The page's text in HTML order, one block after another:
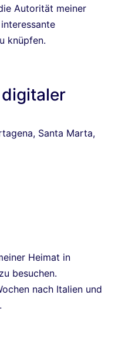
Autorität meiner
knüpfen.
Santa Marta,
Heimat in
besuchen.
nach Italien und